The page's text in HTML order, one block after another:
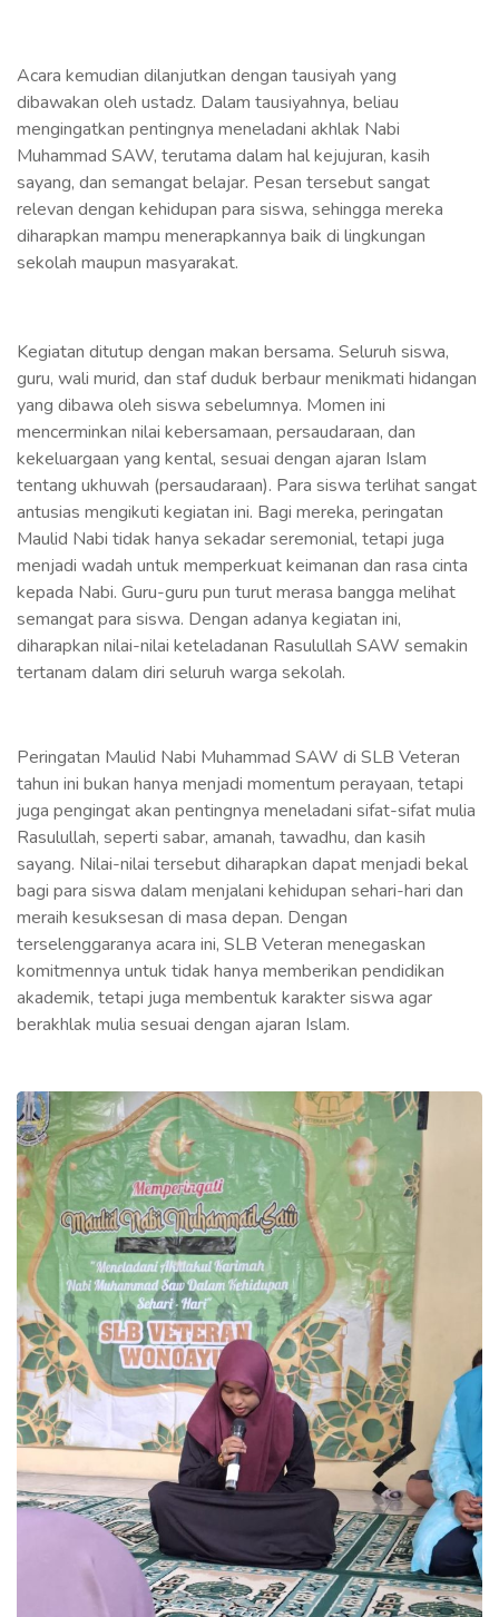
Acara kemudian dilanjutkan dengan tausiyah yang
dibawakan oleh ustadz. Dalam tausiyahnya, beliau
mengingatkan pentingnya meneladani akhlak Nabi
Muhammad SAW, terutama dalam hal kejujuran, kasih
sayang, dan semangat belajar. Pesan tersebut sangat
relevan dengan kehidupan para siswa, sehingga mereka
diharapkan mampu menerapkannya baik di lingkungan
sekolah maupun masyarakat.
Kegiatan ditutup dengan makan bersama. Seluruh siswa,
guru, wali murid, dan staf duduk berbaur menikmati hidangan
yang dibawa oleh siswa sebelumnya. Momen ini
mencerminkan nilai kebersamaan, persaudaraan, dan
kekeluargaan yang kental, sesuai dengan ajaran Islam
tentang ukhuwah (persaudaraan). Para siswa terlihat sangat
antusias mengikuti kegiatan ini. Bagi mereka, peringatan
Maulid Nabi tidak hanya sekadar seremonial, tetapi juga
menjadi wadah untuk memperkuat keimanan dan rasa cinta
kepada Nabi. Guru-guru pun turut merasa bangga melihat
semangat para siswa. Dengan adanya kegiatan ini,
diharapkan nilai-nilai keteladanan Rasulullah SAW semakin
tertanam dalam diri seluruh warga sekolah.
Peringatan Maulid Nabi Muhammad SAW di SLB Veteran
tahun ini bukan hanya menjadi momentum perayaan, tetapi
juga pengingat akan pentingnya meneladani sifat-sifat mulia
Rasulullah, seperti sabar, amanah, tawadhu, dan kasih
sayang. Nilai-nilai tersebut diharapkan dapat menjadi bekal
bagi para siswa dalam menjalani kehidupan sehari-hari dan
meraih kesuksesan di masa depan. Dengan
terselenggaranya acara ini, SLB Veteran menegaskan
komitmennya untuk tidak hanya memberikan pendidikan
akademik, tetapi juga membentuk karakter siswa agar
berakhlak mulia sesuai dengan ajaran Islam.